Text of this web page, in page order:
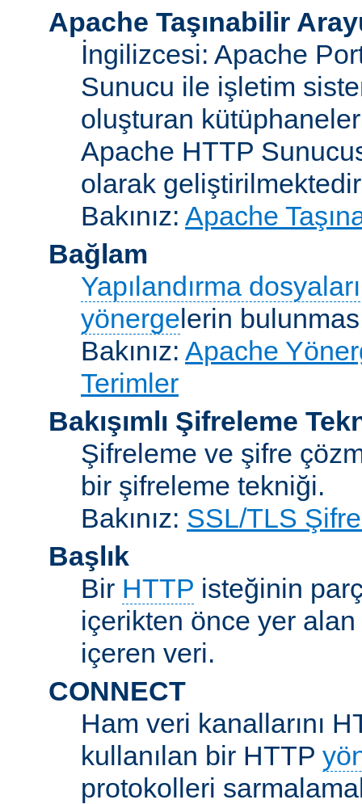
Apache Taşınabilir
İngilizcesi: Apache
Sunucu ile işletim
oluşturan
Apache HTTP
olarak
Bakınız: Apache
Bağlam
Yapılandırma dosyaları
yönergelerin
Bakınız: Apache
Terimler
Bakışımlı Şifreleme
Şifreleme ve şifre
bir şifreleme tekniği.
Bakınız: SSL/TLS
Başlık
Bir HTTP isteğinin
içerikten önce yer
içeren veri.
CONNECT
Ham veri kanallarını
kullanılan bir HTTP
protokolleri